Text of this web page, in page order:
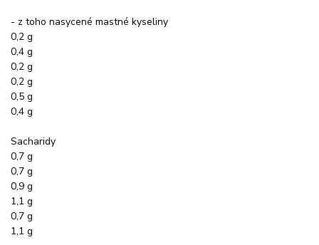
- z toho nasycené mastné kyseliny
0,2 g
0,4 g
0,2 g
0,2 g
0,5 g
0,4 g
Sacharidy
0,7 g
0,7 g
0,9 g
1,1 g
0,7 g
1,1 g